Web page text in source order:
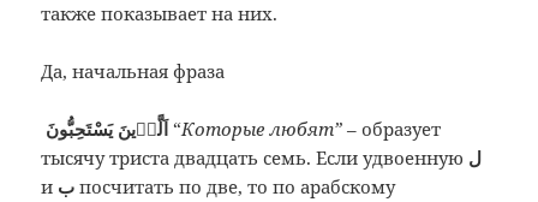
также показывает на них.
Да, начальная фраза
“Которые любят”– образует
тысячу триста двадцать семь. Если удвоенную ل
и ب посчитать по две, то по арабскому